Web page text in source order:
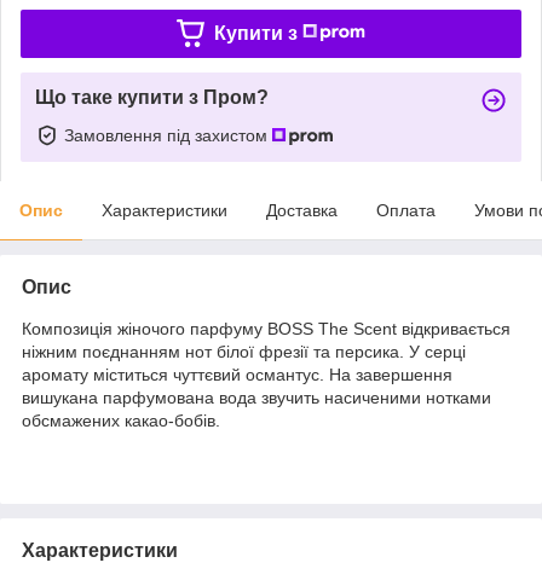
Купити з
Що таке купити з Пром?
Замовлення під захистом
Опис Характеристики Доставка Оплата Умови
Опис
Композиція жіночого парфуму BOSS The Scent відкривається
ніжним поєднанням нот білої фрезії та персика. У серці
аромату міститься чуттєвий османтус. На завершення
вишукана парфумована вода звучить насиченими нотками
обсмажених какао-бобів.
Характеристики